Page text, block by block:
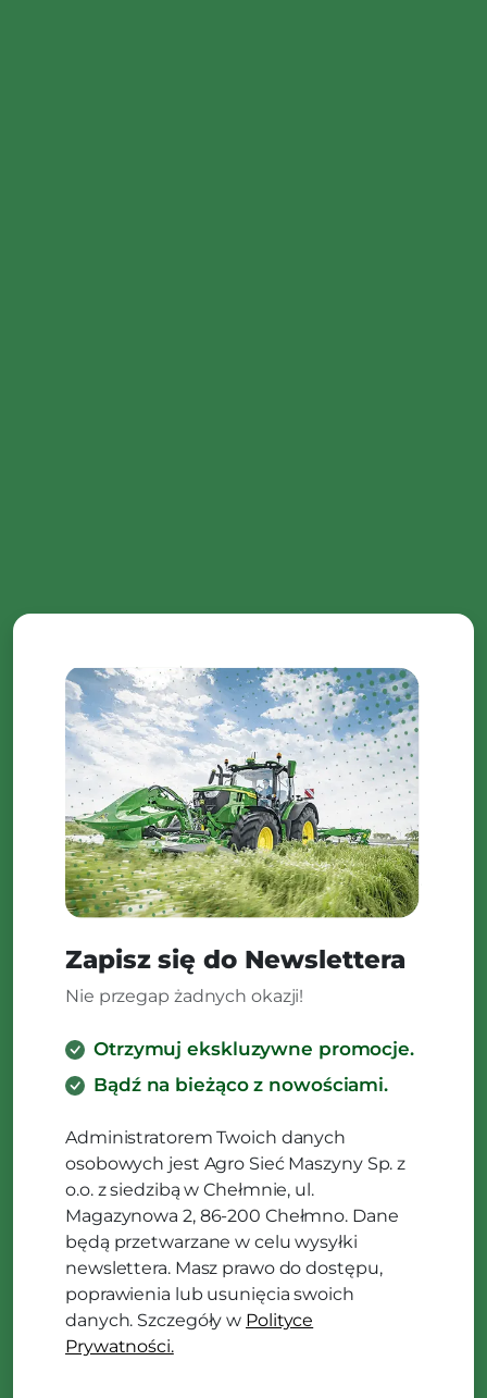
Zapisz się do Newslettera
Nie przegap żadnych okazji!
Otrzymuj ekskluzywne promocje.
Bądź na bieżąco z nowościami.
Administratorem Twoich danych
osobowych jest Agro Sieć Maszyny Sp. z
o.o. z siedzibą w Chełmnie, ul.
Magazynowa 2, 86-200 Chełmno. Dane
będą przetwarzane w celu wysyłki
newslettera. Masz prawo do dostępu,
poprawienia lub usunięcia swoich
danych. Szczegóły w Polityce
Prywatności.